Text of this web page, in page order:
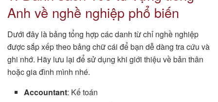
Anh về nghề nghiệp phổ biến
Dưới đây là bảng tổng hợp các danh từ chỉ nghề nghiệp
được sắp xếp theo bảng chữ cái để bạn dễ dàng tra cứu và
ghi nhớ. Hãy lưu lại để sử dụng khi giới thiệu về bản thân
hoặc gia đình mình nhé.
Accountant: Kế toán